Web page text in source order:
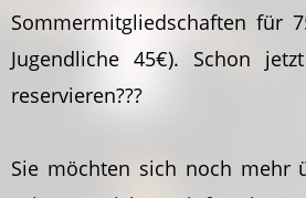
Sommermitgliedschaften für
Jugendliche 45€). Schon
reservieren???
Sie möchten sich noch mehr